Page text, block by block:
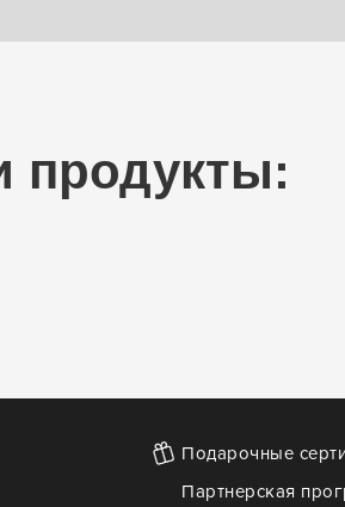
продукты:
Партнерская
Подарочные